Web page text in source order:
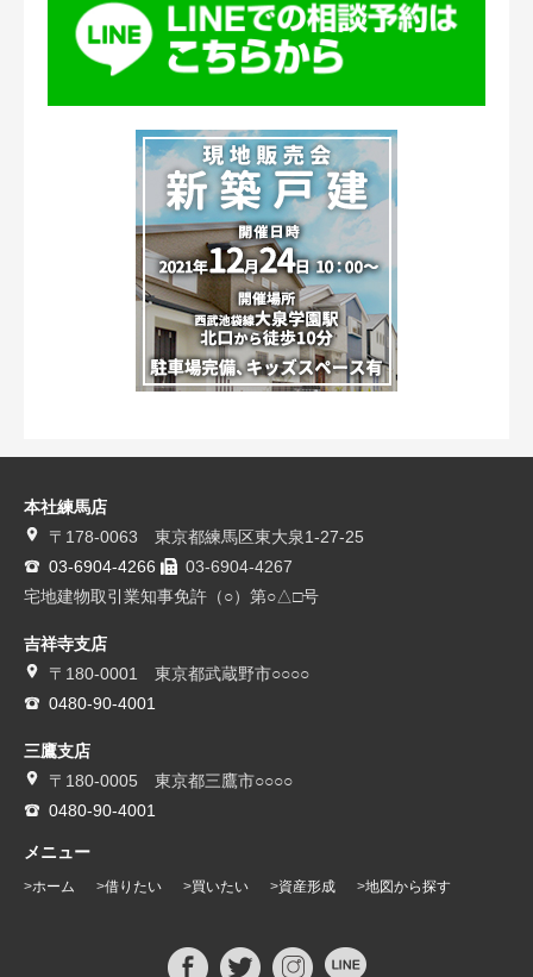
本社練馬店
〒178-0063 東京都練馬区東大泉1-27-25
03-6904-4266
03-6904-4267
宅地建物取引業知事免許（○）第○△□号
吉祥寺支店
〒180-0001 東京都武蔵野市○○○○
0480-90-4001
三鷹支店
〒180-0005 東京都三鷹市○○○○
0480-90-4001
メニュー
ホーム 借りたい 買いたい 資産形成 地図から探す